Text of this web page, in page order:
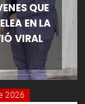
QUE
EN LA
VIRAL
2026